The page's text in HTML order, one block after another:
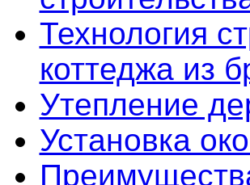
Технология
коттеджа из
Утепление
Установка